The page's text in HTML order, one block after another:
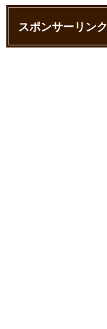
c i
スポンサーリンク